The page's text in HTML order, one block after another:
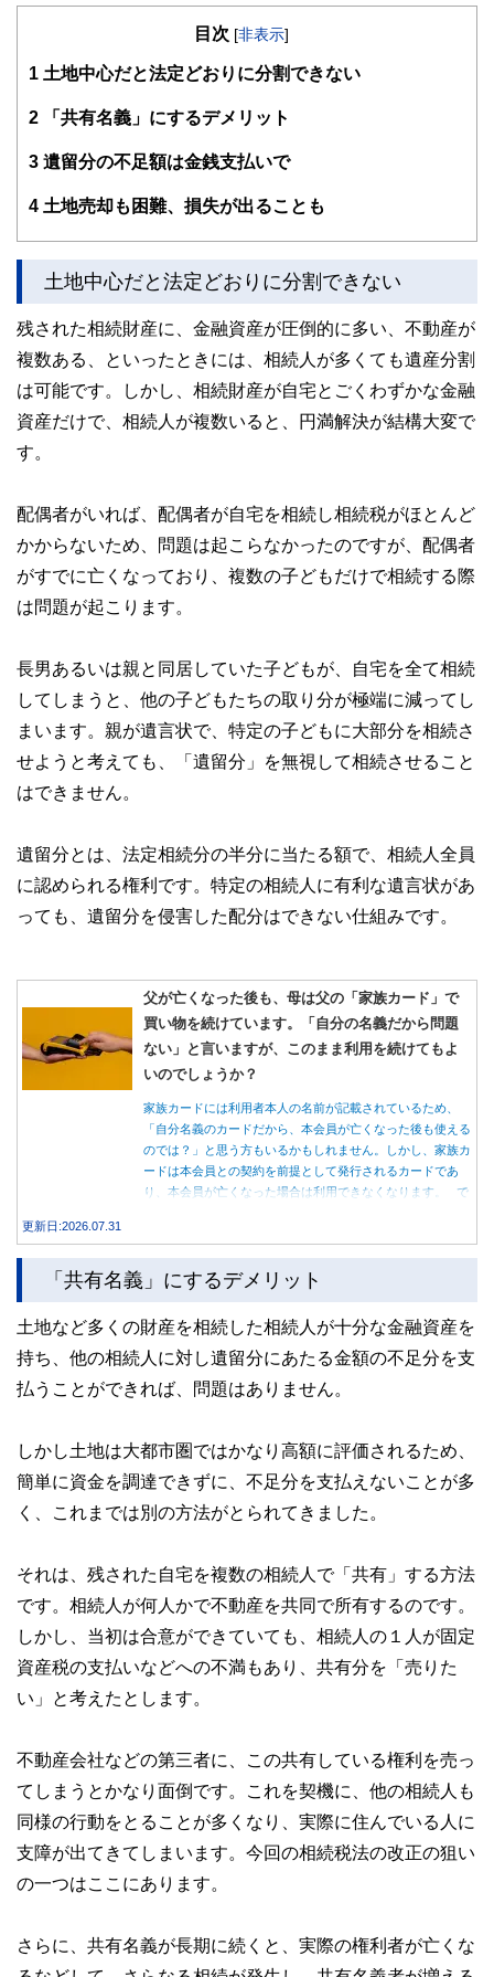
目次 [非表示]
1 土地中心だと法定どおりに分割できない
2 「共有名義」にするデメリット
3 遺留分の不足額は金銭支払いで
4 土地売却も困難、損失が出ることも
土地中心だと法定どおりに分割できない
残された相続財産に、金融資産が圧倒的に多い、不動産が
複数ある、といったときには、相続人が多くても遺産分割
は可能です。しかし、相続財産が自宅とごくわずかな金融
資産だけで、相続人が複数いると、円満解決が結構大変で
す。
配偶者がいれば、配偶者が自宅を相続し相続税がほとんど
かからないため、問題は起こらなかったのですが、配偶者
がすでに亡くなっており、複数の子どもだけで相続する際
は問題が起こります。
長男あるいは親と同居していた子どもが、自宅を全て相続
してしまうと、他の子どもたちの取り分が極端に減ってし
まいます。親が遺言状で、特定の子どもに大部分を相続さ
せようと考えても、「遺留分」を無視して相続させること
はできません。
遺留分とは、法定相続分の半分に当たる額で、相続人全員
に認められる権利です。特定の相続人に有利な遺言状があ
っても、遺留分を侵害した配分はできない仕組みです。
父が亡くなった後も、母は父の「家族カード」で
買い物を続けています。「自分の名義だから問題
ない」と言いますが、このまま利用を続けてもよ
いのでしょうか？
家族カードには利用者本人の名前が記載されているため、
「自分名義のカードだから、本会員が亡くなった後も使える
のでは？」と思う方もいるかもしれません。しかし、家族カ
ードは本会員との契約を前提として発行されるカードであ
り、本会員が亡くなった場合は利用できなくなります。 で
族が行うべき手続きについて分かりやすく解説します。
更新日:2026.07.31
「共有名義」にするデメリット
土地など多くの財産を相続した相続人が十分な金融資産を
持ち、他の相続人に対し遺留分にあたる金額の不足分を支
払うことができれば、問題はありません。
しかし土地は大都市圏ではかなり高額に評価されるため、
簡単に資金を調達できずに、不足分を支払えないことが多
く、これまでは別の方法がとられてきました。
それは、残された自宅を複数の相続人で「共有」する方法
です。相続人が何人かで不動産を共同で所有するのです。
しかし、当初は合意ができていても、相続人の１人が固定
資産税の支払いなどへの不満もあり、共有分を「売りた
い」と考えたとします。
不動産会社などの第三者に、この共有している権利を売っ
てしまうとかなり面倒です。これを契機に、他の相続人も
同様の行動をとることが多くなり、実際に住んでいる人に
支障が出てきてしまいます。今回の相続税法の改正の狙い
の一つはここにあります。
さらに、共有名義が長期に続くと、実際の権利者が亡くな